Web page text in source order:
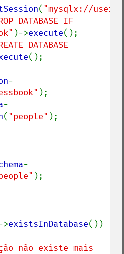
( "mysqlx://
DATABASE IF
)->execute
DATABASE
();
-
-
( "people" );
-
);
->existsInDatabase())
não existe mais